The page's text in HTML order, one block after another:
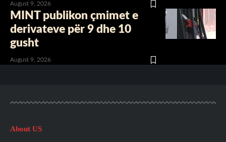
August 9, 2026
MINT publikon çmimet e
derivateve për 9 dhe 10
gusht
August 9, 2026
About US